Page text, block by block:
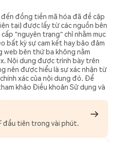
đồng tiền mã hóa đã đề cập
tại) được lấy từ các nguồn bên
"nguyên trạng" chỉ nhằm mục
bất kỳ sự cam kết hay bảo đảm
web bên thứ ba không nằm
Nội dung được trình bày trên
nên được hiểu là sự xác nhận từ
xác của nội dung đó. Để
khảo Điều khoản Sử dụng và
đầu tiên trong vài phút.